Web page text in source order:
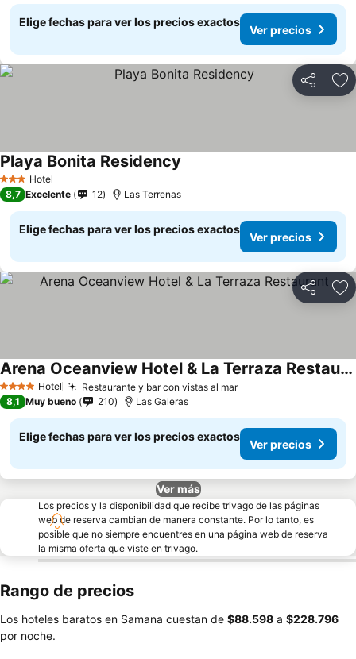
Elige fechas para ver los precios exactos
Ver precios
Compartir
3 Estrellas
Hotel
Playa Bonita Residency
8,7 Excelente 12 Las Terrenas
Elige fechas para ver los precios exactos
Ver precios
Compartir
4 EstrellasHotel Restaurante y bar con vistas al marVer precios
Arena Oceanview Hotel & La Terraza Restaurant
Ver precios
8,1 Muy bueno 210 Las Galeras
Elige fechas para ver los precios exactos
Ver precios
Ver más
Los precios y la disponibilidad que recibe trivago de las páginas
web de reserva cambian de manera constante. Por lo tanto, es
posible que no siempre encuentres en una página web de reserva
la misma oferta que viste en trivago.
Rango de precios
Los hoteles baratos en Samana cuestan de ‎$88.598 a ‎$228.796
por noche.